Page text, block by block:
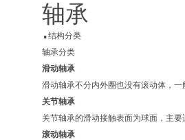
轴承
.结构分类
轴承分类
滑动轴承
滑动轴承不分内外圈也没有滚动体，
关节轴承
关节轴承的滑动接触表面为球面，主
滚动轴承